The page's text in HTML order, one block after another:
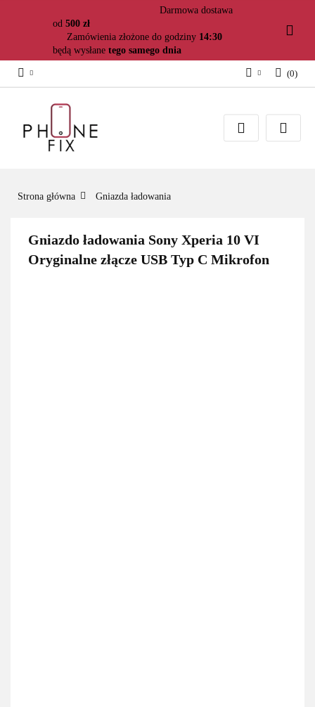
Darmowa dostawa
od 500 zł
Zamówienia złożone do godziny 14:30
będą wysłane tego samego dnia
Załóż konto
(0)
Strona główna Gniazda ładowania
Gniazdo ładowania Sony Xperia 10 VI
Oryginalne złącze USB Typ C Mikrofon